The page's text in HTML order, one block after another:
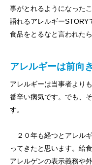
事がとれるようになった
語れるアレルギーSTORY
食品をとるなと言われた
アレルギーは前向
アレルギーは当事者より
番辛い病気です。でも、
す。
２０年も経つとアレル
ってきたと思います。給
アレルゲンの表示義務や